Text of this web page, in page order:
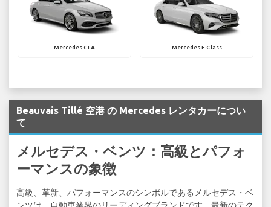
Mercedes CLA Mercedes E Class
Beauvais Tillé 空港 の Mercedes レンタカーについ
て
メルセデス・ベンツ：高級とパフォ
ーマンスの象徴
高級、革新、パフォーマンスのシンボルであるメルセデス・ベ